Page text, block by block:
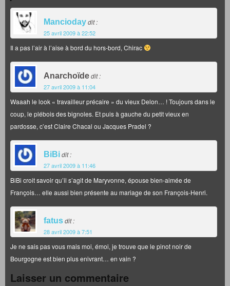
Manciodaydit :
25 avril 2009 à 22:52
Il a pas l’air à l’aise à bord du hors-bord, Chirac
Anarchoïdedit :
27 avril 2009 à 11:04
Waaah le look « travailleur précaire » du vieux Delon… ! Toujours dans le
coup, le plébois des bignoles. Et puis à gauche du petit vieux en
pardosse, c’est Claire Chacal ou Jacques Pradel ?
BiBidit :
27 avril 2009 à 11:46
BiBi croit savoir qu’il s’agit de Maryvonne, épouse bien-aimée de
François… elle aussi bien présente au mariage de son François-Henri.
fatusdit :
28 avril 2009 à 7:51
Je ne sais pas vous mais moi, émoi, je trouve que le pinot noir de
Bourgogne est bien plus enivrant… en vain ?
Laisser un commentaire